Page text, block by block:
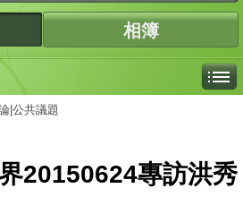
相簿
|公共議題
20150624專訪洪秀